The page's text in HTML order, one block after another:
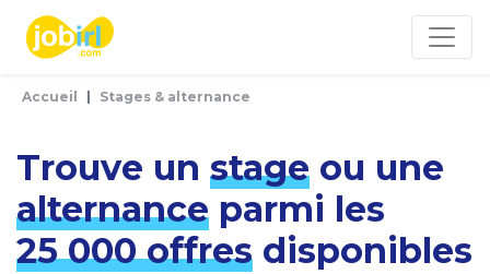
Accueil Stages & alternance
Trouve un stage ou une
alternance parmi les
25 000 offres disponibles
Panneau de gestion des cookies